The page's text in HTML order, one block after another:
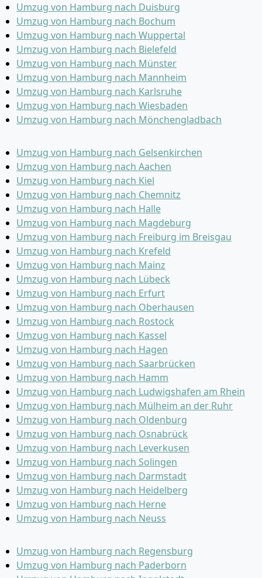
Umzug von Hamburg nach Duisburg
Umzug von Hamburg nach Bochum
Umzug von Hamburg nach Wuppertal
Umzug von Hamburg nach Bielefeld
Umzug von Hamburg nach Münster
Umzug von Hamburg nach Mannheim
Umzug von Hamburg nach Karlsruhe
Umzug von Hamburg nach Wiesbaden
Umzug von Hamburg nach Mönchen­gladbach
Umzug von Hamburg nach Gelsenkirchen
Umzug von Hamburg nach Aachen
Umzug von Hamburg nach Kiel
Umzug von Hamburg nach Chemnitz
Umzug von Hamburg nach Halle
Umzug von Hamburg nach Magdeburg
Umzug von Hamburg nach Freiburg im Breisgau
Umzug von Hamburg nach Krefeld
Umzug von Hamburg nach Mainz
Umzug von Hamburg nach Lübeck
Umzug von Hamburg nach Erfurt
Umzug von Hamburg nach Oberhausen
Umzug von Hamburg nach Rostock
Umzug von Hamburg nach Kassel
Umzug von Hamburg nach Hagen
Umzug von Hamburg nach Saarbrücken
Umzug von Hamburg nach Hamm
Umzug von Hamburg nach Ludwigshafen am Rhein
Umzug von Hamburg nach Mülheim an der Ruhr
Umzug von Hamburg nach Oldenburg
Umzug von Hamburg nach Osnabrück
Umzug von Hamburg nach Leverkusen
Umzug von Hamburg nach Solingen
Umzug von Hamburg nach Darmstadt
Umzug von Hamburg nach Heidelberg
Umzug von Hamburg nach Herne
Umzug von Hamburg nach Neuss
Umzug von Hamburg nach Regensburg
Umzug von Hamburg nach Paderborn